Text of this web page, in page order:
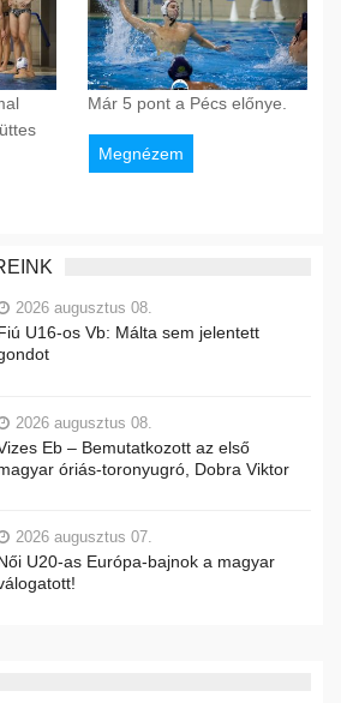
Már 5 pont a Pécs előnye.
Megnézem
2026 augusztus 08.
U16-os Vb: Málta sem jelentett
2026 augusztus 08.
Eb – Bemutatkozott az első
óriás-toronyugró, Dobra Viktor
2026 augusztus 07.
U20-as Európa-bajnok a magyar